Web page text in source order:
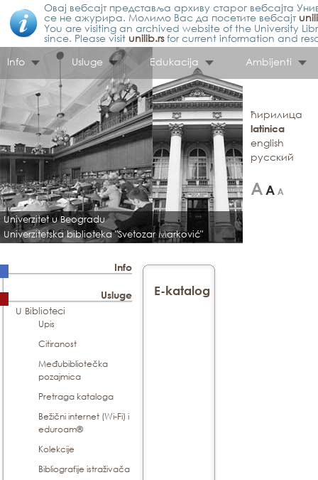
Овај вебсајт представља архиву старог вебсајта
се не ажурира. Молимо Вас да посетите вебсајт
You are visiting an archived website of the University
since. Please visit unilib.rsfor current information and
Info
Usluge Edukacija Ambijenti
Univerzitet u Beogradu
Univerzitetska biblioteka "Svetozar Marković"
ћирилица
latinica
english
русский
Info
Usluge
U Biblioteci
Upis
Citiranost
Međubibliotečka
pozajmica
Pretraga kataloga
Bežični internet (Wi-Fi) i
eduroam®
Kolekcije
Bibliografije istraživača
E-katalog